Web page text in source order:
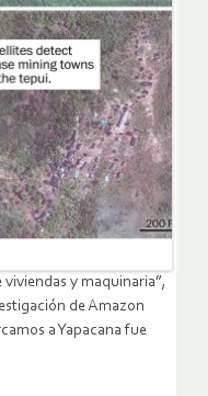
y maquinaria”,
de Amazon
a Yapacana fue